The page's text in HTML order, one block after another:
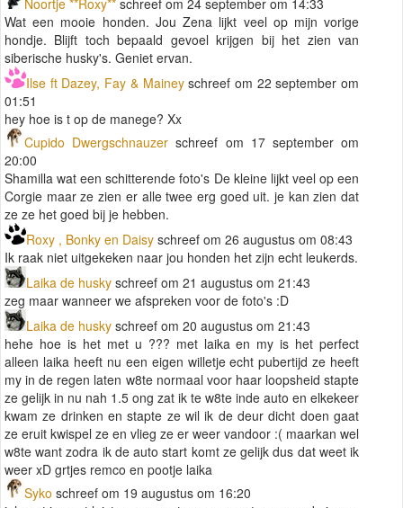
Wat een mooie honden. Jou Zena lijkt veel op mijn vorige
hondje. Blijft toch bepaald gevoel krijgen bij het zien van
siberische husky's. Geniet ervan.
Ilse ft Dazey, Fay & Maineyschreef om 22 september om
01:51
hey hoe is t op de manege? Xx
Cupido Dwergschnauzer schreef om 17 september om
20:00
Shamilla wat een schitterende foto's De kleine lijkt veel op een
Corgie maar ze zien er alle twee erg goed uit. je kan zien dat
ze ze het goed bij je hebben.
Roxy , Bonky en Daisy schreef om 26 augustus om 08:43
Ik raak niet uitgekeken naar jou honden het zijn echt leukerds.
Laika de husky schreef om 21 augustus om 21:43
zeg maar wanneer we afspreken voor de foto's :D
Laika de husky schreef om 20 augustus om 21:43
hehe hoe is het met u ??? met laika en my is het perfect
alleen laika heeft nu een eigen willetje echt pubertijd ze heeft
my in de regen laten w8te normaal voor haar loopsheid stapte
ze gelijk in nu nah 1.5 ong zat ik te w8te inde auto en elkekeer
kwam ze drinken en stapte ze wil ik de deur dicht doen gaat
ze eruit kwispel ze en vlieg ze er weer vandoor :( maarkan wel
w8te want zodra ik de auto start komt ze gelijk dus dat weet ik
weer xD grtjes remco en pootje laika
Syko schreef om 19 augustus om 16:20